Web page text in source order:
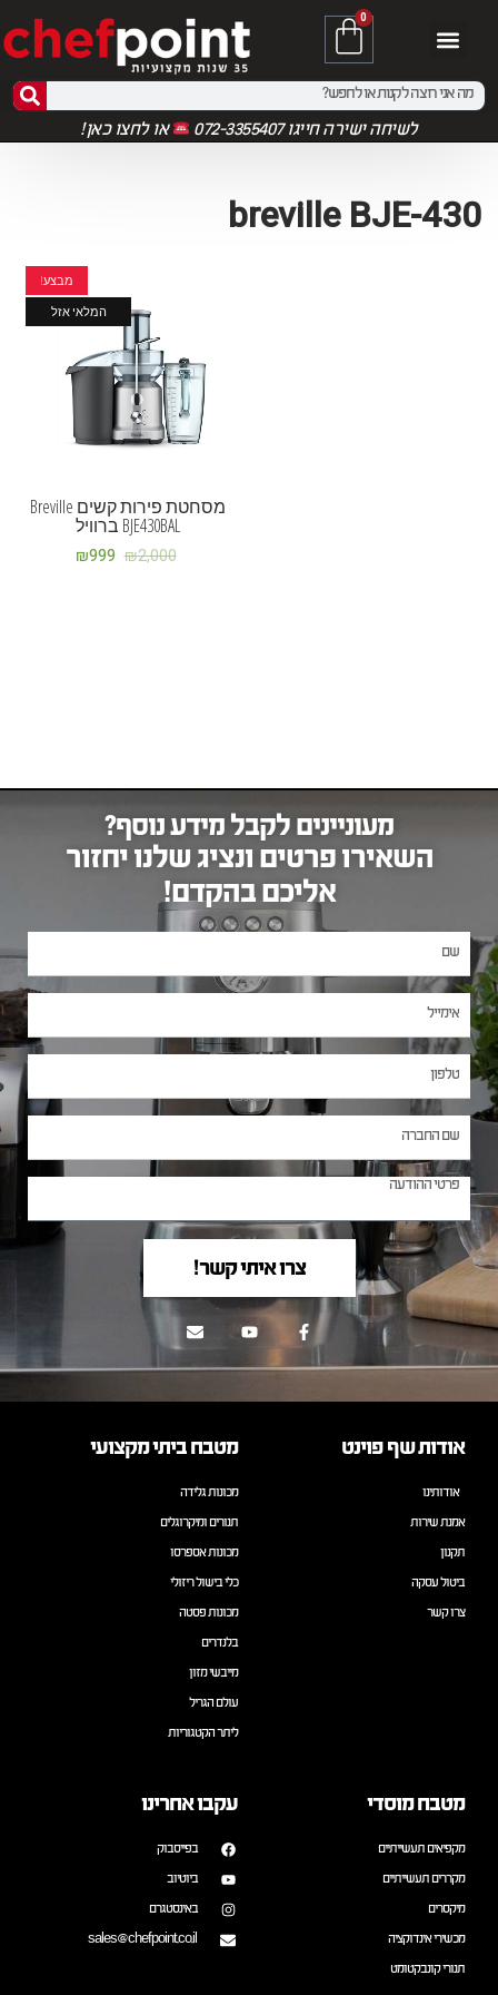
0
לשיחה ישירה חייגו 072-3355407 אולחצו כאן!
breville BJE-430
מבצע!
המלאי אזל
מסחטת פירות קשים Breville
BJE430BAL ברוויל
₪2,000
₪999
מעוניינים לקבל מידע נוסף?
השאירו פרטים ונציג שלנו יחזור
אליכם בהקדם!
צרו איתי קשר!
אודות שף פוינט
אודותינו
אמנת שירות
תקנון
ביטול עסקה
צרו קשר
מטבח ביתי מקצועי
מכונות גלידה
תנורים ומיקרוגלים
מכונות אספרסו
כלי בישול ריזולי
מכונות פסטה
בלנדרים
מייבשי מזון
עולם הגריל
ליתר הקטגוריות
מטבח מוסדי
מקפיאים תעשייתיים
מקררים תעשייתיים
מיקסרים
מכשירי אינדוקציה
תנורי קונבקטומט
עקבו אחרינו
בפייסבוק
ביוטיוב
באינסטגרם
sales@chefpoint.co.il